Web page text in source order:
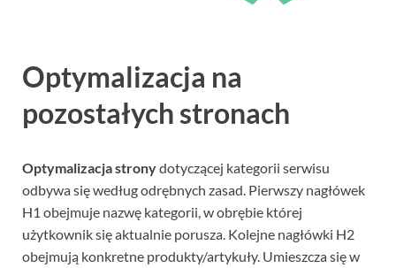
Optymalizacja na
pozostałych stronach
Optymalizacja stronydotyczącej kategorii serwisu
odbywa się według odrębnych zasad. Pierwszy nagłówek
H1 obejmuje nazwę kategorii, w obrębie której
użytkownik się aktualnie porusza. Kolejne nagłówki H2
obejmują konkretne produkty/artykuły. Umieszcza się w